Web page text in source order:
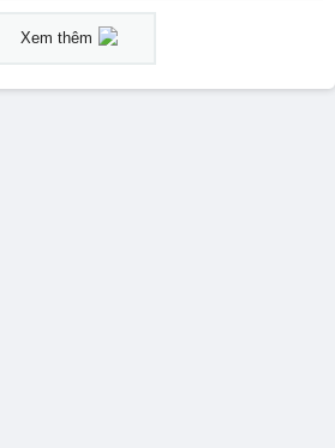
Xem thêm